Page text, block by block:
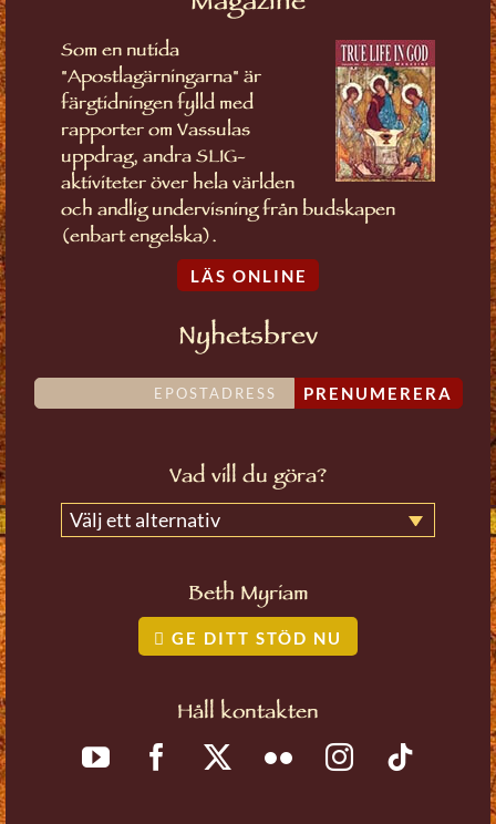
Som en nutida
"Apostlagärningarna" är
färgtidningen fylld med
rapporter om Vassulas
uppdrag, andra SLIG-
aktiviteter över hela världen
och andlig undervisning från budskapen
(enbart engelska).
LÄS ONLINE
Nyhetsbrev
PRENUMERERA
Vad vill du göra?
Välj ett alternativ
Beth Myriam
GE DITT STÖD NU
Håll kontakten